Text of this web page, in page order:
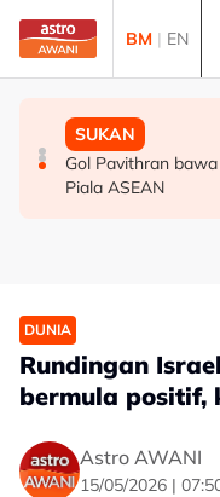
Skip to main content
BM | EN
MALAYSIA
Berita tempatan
MALAYSIA
Bapa lemas cuba
SUKAN
Gol Pavithran
Piala ASEAN
DUNIA
Rundingan
bermula positif,
Astro AWANI
15/05/2026 |